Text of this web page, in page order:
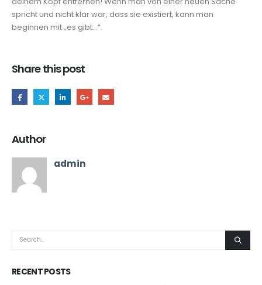
spricht und nicht klar war, dass sie existiert, kann man
beginnen mit „es gibt…“.
Share this post
Author
admin
RECENT POSTS